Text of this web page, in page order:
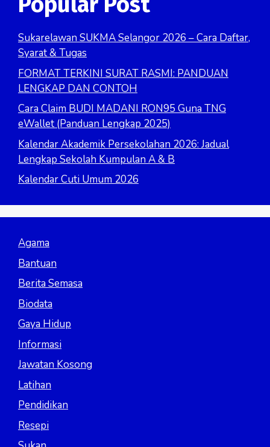
Sukarelawan SUKMA Selangor 2026 – Cara Daftar,
Syarat & Tugas
FORMAT TERKINI SURAT RASMI: PANDUAN
LENGKAP DAN CONTOH
Cara Claim BUDI MADANI RON95 Guna TNG
eWallet (Panduan Lengkap 2025)
Kalendar Akademik Persekolahan 2026: Jadual
Lengkap Sekolah Kumpulan A & B
Kalendar Cuti Umum 2026
Agama
Bantuan
Berita Semasa
Biodata
Gaya Hidup
Informasi
Jawatan Kosong
Latihan
Pendidikan
Resepi